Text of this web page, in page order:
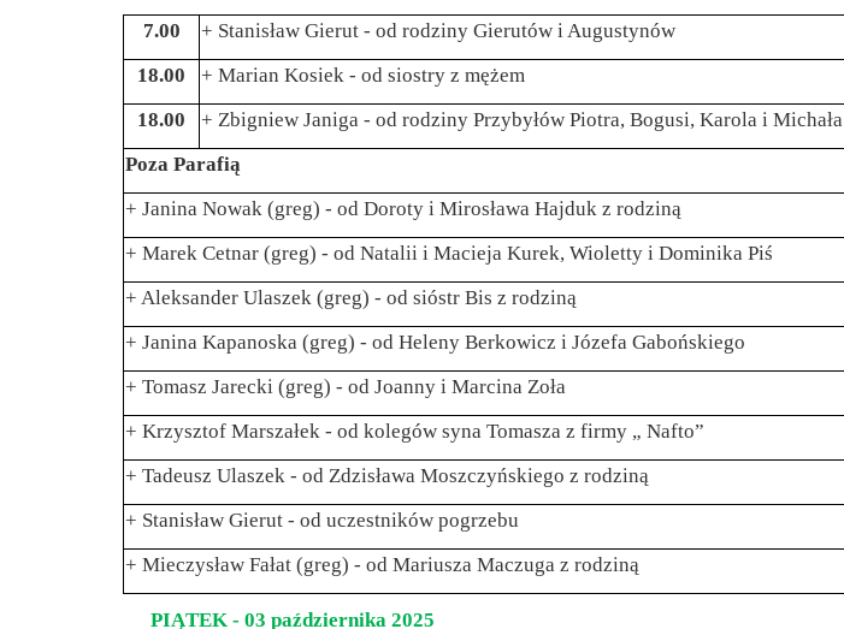
7.00
+ Stanisław Gierut - od rodziny Gierutów i Augustynów
18.00
+ Marian Kosiek - od siostry z mężem
18.00
+ Zbigniew Janiga - od rodziny Przybyłów Piotra, Bogusi, Karola i Michała
Poza Parafią
+ Janina Nowak (greg) - od Doroty i Mirosława Hajduk z rodziną
+ Marek Cetnar (greg) - od Natalii i Macieja Kurek, Wioletty i Dominika Piś
+ Aleksander Ulaszek (greg) - od sióstr Bis z rodziną
+ Janina Kapanoska (greg) - od Heleny Berkowicz i Józefa Gabońskiego
+ Tomasz Jarecki (greg) - od Joanny i Marcina Zoła
+ Krzysztof Marszałek - od kolegów syna Tomasza z firmy „ Nafto”
+ Tadeusz Ulaszek - od Zdzisława Moszczyńskiego z rodziną
+ Stanisław Gierut - od uczestników pogrzebu
+ Mieczysław Fałat (greg) - od Mariusza Maczuga z rodziną
PIĄTEK - 03 października 2025